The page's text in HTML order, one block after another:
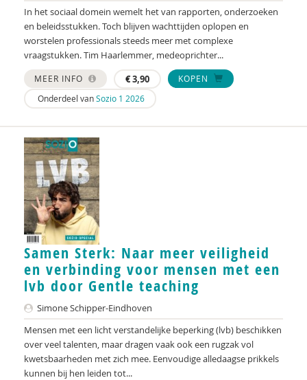
Rick Borkent
Jacqueline Bosker
Kaveh Bouteh
Tineke Bouwes
Huub Braam
Ype Brada
Els Bransen
Margriet Braun
Leo Brederveld
Jaska de Bree
Helma Brouwers
Liza Bruinhart
In het sociaal domein wemelt het van rapporten, onderzoeken
en beleidsstukken. Toch blijven wachttijden oplopen en
worstelen professionals steeds meer met complexe
vraagstukken. Tim Haarlemmer, medeoprichter...
MEER INFO €3,90
KOPEN
Onderdeel vanSozio 1 2026
Samen Sterk: Naar meer veiligheid
en verbinding voor mensen met een
lvb door Gentle teaching
Simone Schipper-Eindhoven
Mensen met een licht verstandelijke beperking (lvb) beschikken
over veel talenten, maar dragen vaak ook een rugzak vol
kwetsbaarheden met zich mee. Eenvoudige alledaagse prikkels
kunnen bij hen leiden tot...